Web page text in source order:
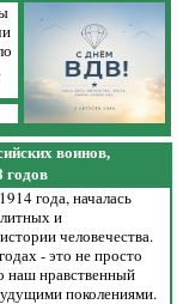
воинов,
годов
года, началась
и
человечества.
- это не просто
наш нравственный
поколениями.